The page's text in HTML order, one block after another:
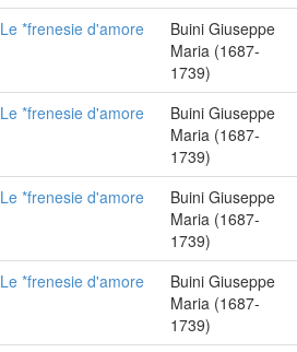
Le *frenesie d'amore
Buini Giuseppe
Maria (1687-
1739)
Le *frenesie d'amore
Buini Giuseppe
Maria (1687-
1739)
Le *frenesie d'amore
Buini Giuseppe
Maria (1687-
1739)
Le *frenesie d'amore
Buini Giuseppe
Maria (1687-
1739)